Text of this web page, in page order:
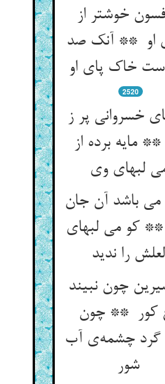
خوشتر از
او ** آنک صد
2520
خسروانی پر ز
مایه برده از
باشد آن جان
** کو می لبهای
چون نبیند
کور ** چون
گرد چشمه‌ی آب
شور